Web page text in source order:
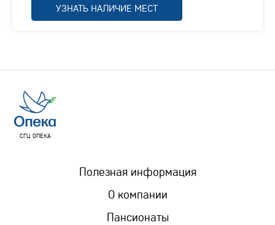
УЗНАТЬ НАЛИЧИЕ МЕСТ
СГЦ ОПЕКА
Пансионаты
Полезная информация
О компании